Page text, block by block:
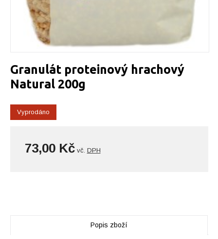
Granulát proteinový hrachový
Natural 200g
Vyprodáno
73,00 Kčvč. DPH
Popis zboží